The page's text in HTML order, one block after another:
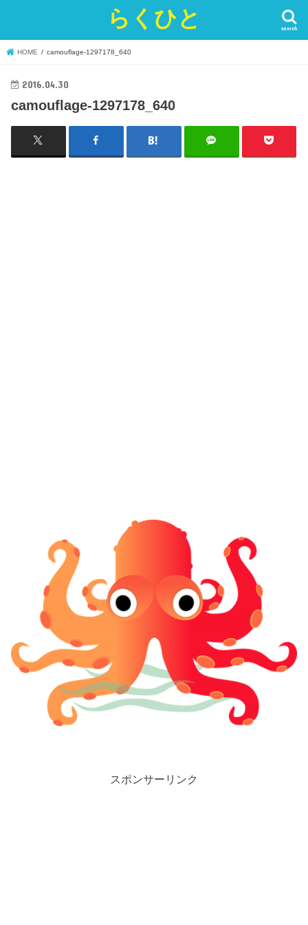
らくひと search
HOME camouflage-1297178_640
2016.04.30
camouflage-1297178_640
スポンサーリンク